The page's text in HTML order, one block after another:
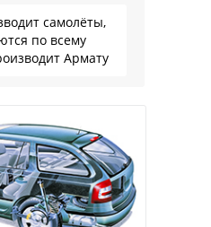
самолёты,
по всему
Армату